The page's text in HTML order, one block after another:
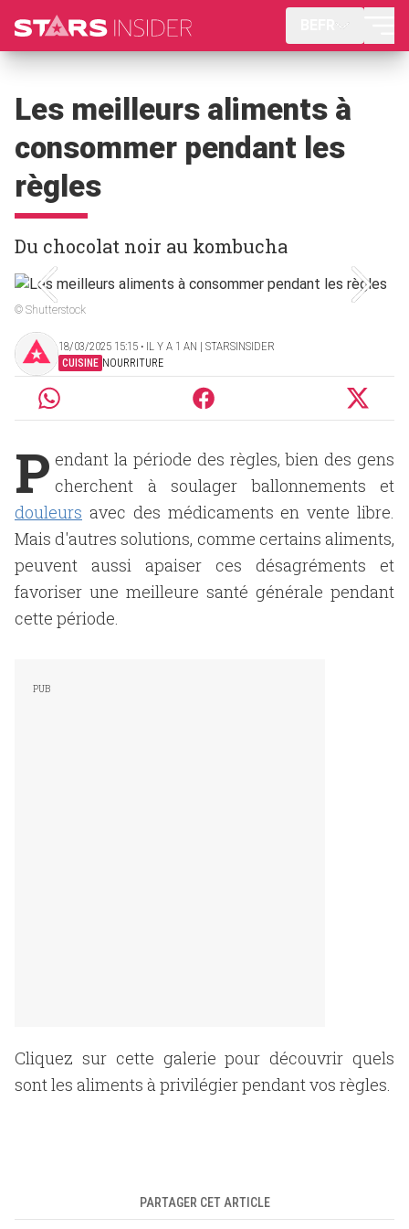
Les meilleurs aliments à
consommer pendant les
règles
Du chocolat noir au kombucha
© Shutterstock
18/03/2025 15:15 ‧ IL Y A 1 AN | STARSINSIDER
CUISINE NOURRITURE
P endant la période des règles, bien des gens
cherchent à soulager ballonnements et
douleurs avec des médicaments en vente libre.
Mais d'autres solutions, comme certains aliments,
peuvent aussi apaiser ces désagréments et
favoriser une meilleure santé générale pendant
cette période.
Cliquez sur cette galerie pour découvrir quels
sont les aliments à privilégier pendant vos règles.
PARTAGER CET ARTICLE